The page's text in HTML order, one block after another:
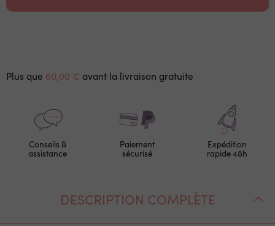
Plus que 60,00 € avant la livraison gratuite
Conseils &
assistance
Paiement
sécurisé
Expédition
rapide 48h
DESCRIPTION COMPLÈTE